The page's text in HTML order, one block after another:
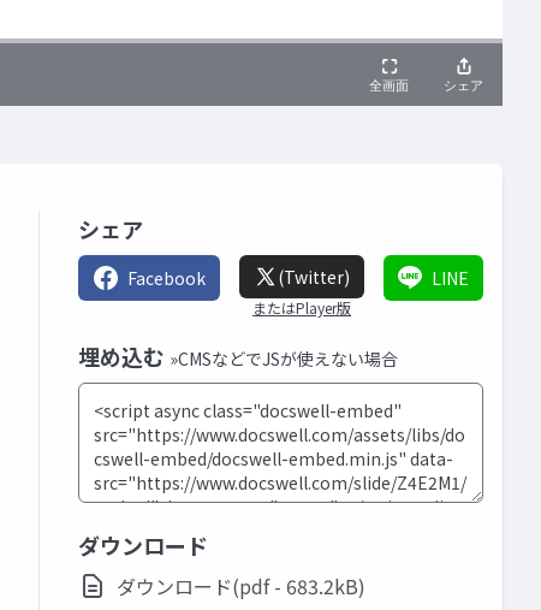
シェア
Facebook (Twitter)
またはPlayer版
LINE
埋め込む »CMSなどでJSが使えない場合
ダウンロード
ダウンロード(pdf - 683.2kB)